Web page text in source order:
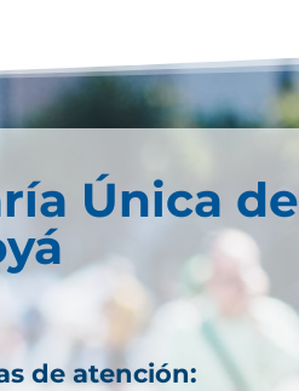
Única de
de atención: